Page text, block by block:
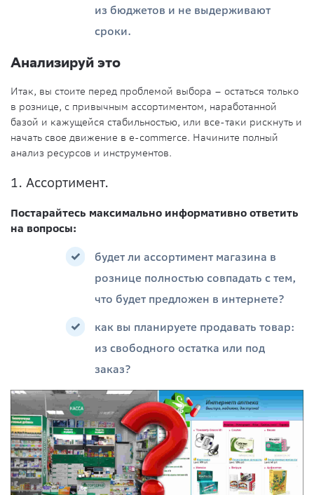
из бюджетов и не выдерживают
сроки.
Анализируй это
Итак, вы стоите перед проблемой выбора – остаться только
в рознице, с привычным ассортиментом, наработанной
базой и кажущейся стабильностью, или все-таки рискнуть и
начать свое движение в e-commerce. Начините полный
анализ ресурсов и инструментов.
1. Ассортимент.
Постарайтесь максимально информативно ответить
на вопросы:
будет ли ассортимент магазина в
рознице полностью совпадать с тем,
что будет предложен в интернете?
как вы планируете продавать товар:
из свободного остатка или под
заказ?